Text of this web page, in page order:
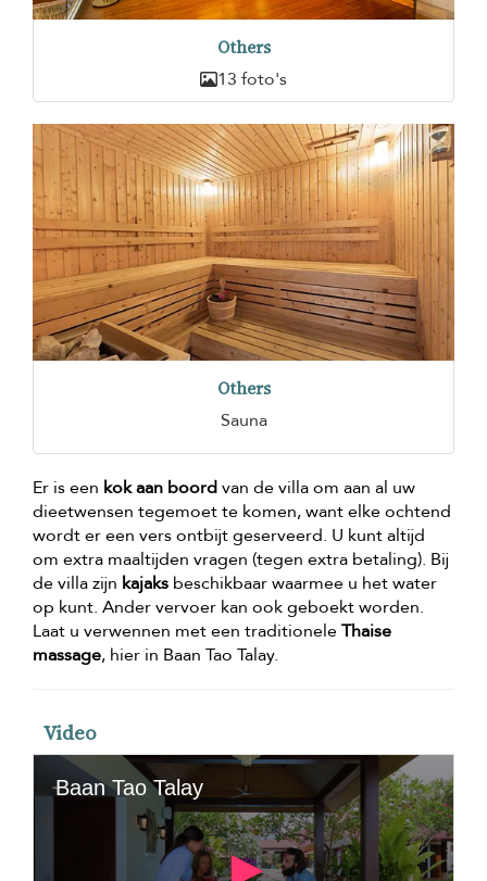
Others
13 foto's
Others
Sauna
Er is een kok aan boordvan de villa om aan al uw
dieetwensen tegemoet te komen, want elke ochtend
wordt er een vers ontbijt geserveerd. U kunt altijd
om extra maaltijden vragen (tegen extra betaling). Bij
de villa zijn kajaks beschikbaar waarmee u het water
op kunt. Ander vervoer kan ook geboekt worden.
Laat u verwennen met een traditioneleThaise
massage, hier in Baan Tao Talay.
Video